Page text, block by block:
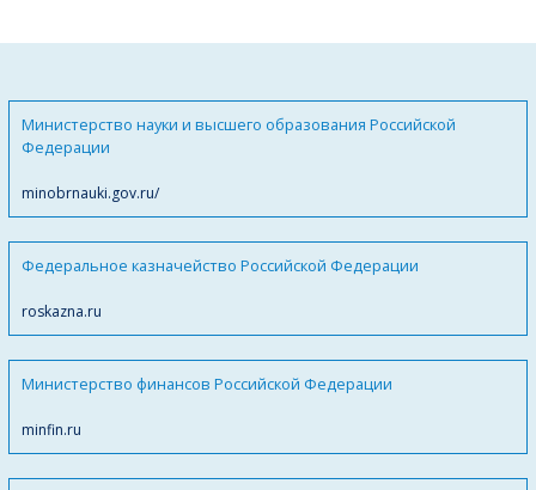
Министерство науки и высшего образования Российской
Федерации
minobrnauki.gov.ru/
Федеральное казначейство Российской Федерации
roskazna.ru
Министерство финансов Российской Федерации
minfin.ru